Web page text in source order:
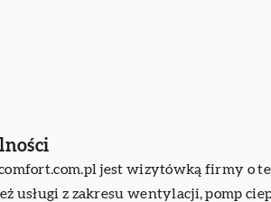
jest wizytówką firmy o
usługi z zakresu wentylacji, pomp